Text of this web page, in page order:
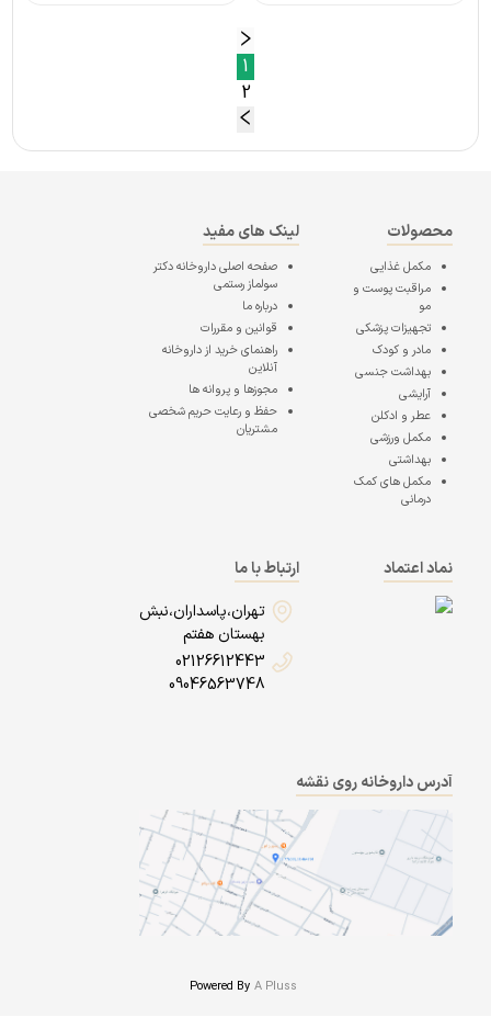
1
2
محصولات
مکمل غذایی
مراقبت پوست و
مو
تجهیزات پزشکی
مادر و کودک
بهداشت جنسی
آرایشی
عطر و ادکلن
مکمل ورزشی
بهداشتی
مکمل های کمک
درمانی
لینک های مفید
صفحه اصلیداروخانه دکتر
سولماز رستمی
درباره ما
قوانین و مقررات
راهنمای خرید از داروخانه
آنلاین
مجوزها و پروانه ها
حفظ و رعایت حریم شخصی
مشتریان
نماد اعتماد
ارتباط با ما
تهران،پاسداران،نبش
بهستان هفتم
02126612443
09046563748
آدرس داروخانه روی نقشه
A Pluss
Powered By